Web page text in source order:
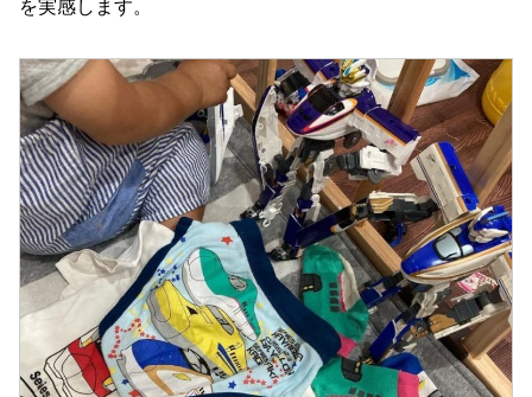
を実感します。